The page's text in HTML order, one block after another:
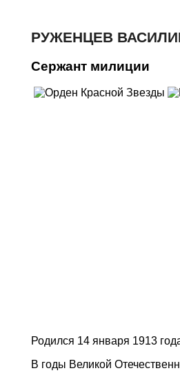
РУЖЕНЦЕВ
Сержант милиции
Родился 14 января 1913
В годы Великой